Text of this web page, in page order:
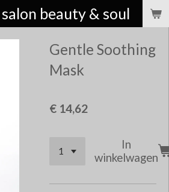
beauty & soul
Gentle Soothing
Mask
€ 14,62
In
winkelwagen